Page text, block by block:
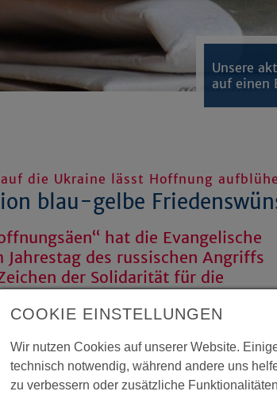
Unsere
auf einen
die Ukraine lässt Hoffnung
blau-gelbe
hat die Evangelische
Jahrestag des russischen Angriffs
der Solidarität für die
auf Frieden gesetzt.
sind bei der Mitmach-Aktion
und Kornblumen bestellt
COOKIE EINSTELLUNGEN
Wir nutzen Cookies auf unserer Website.
technisch notwendig, während andere uns
zu verbessern oder zusätzliche